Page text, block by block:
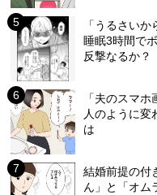
「うるさい
睡眠3時間で
反撃なるか？
「夫のスマ
人のように変
は
結婚前提の付
ん」と「オム